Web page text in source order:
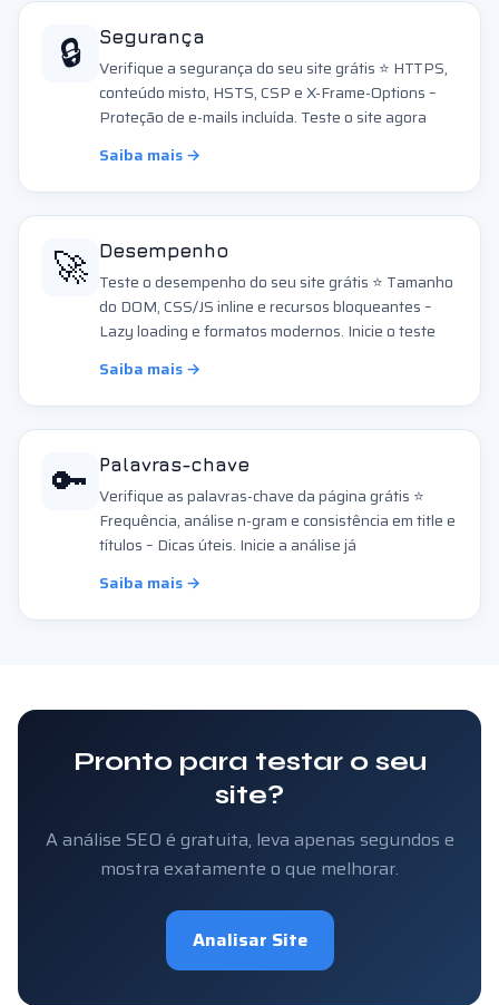
🔒 Segurança
Verifique a segurança do seu site grátis ⭐ HTTPS,
conteúdo misto, HSTS, CSP e X-Frame-Options –
Proteção de e-mails incluída. Teste o site agora
Saiba mais →
🚀 Desempenho
Teste o desempenho do seu site grátis ⭐ Tamanho
do DOM, CSS/JS inline e recursos bloqueantes –
Lazy loading e formatos modernos. Inicie o teste
Saiba mais →
🔑 Palavras-chave
Verifique as palavras-chave da página grátis ⭐
Frequência, análise n-gram e consistência em title e
títulos – Dicas úteis. Inicie a análise já
Saiba mais →
Pronto para testar o seu
site?
A análise SEO é gratuita, leva apenas segundos e
mostra exatamente o que melhorar.
Analisar Site